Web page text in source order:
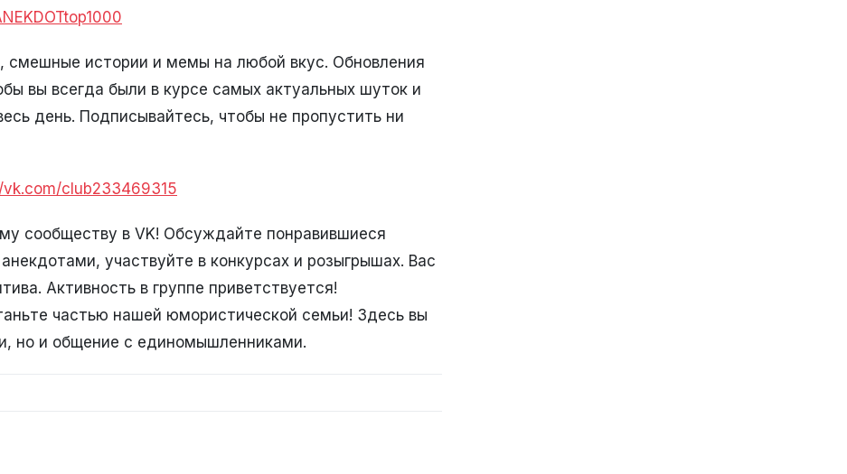
смешные истории и мемы на любой вкус. Обновления
вы всегда были в курсе самых актуальных шуток и
день. Подписывайтесь, чтобы не пропустить ни
vk.com/club233469315
сообществу в VK! Обсуждайте понравившиеся
участвуйте в конкурсах и розыгрышах. Вас
Активность в группе приветствуется!
частью нашей юмористической семьи! Здесь вы
но и общение с единомышленниками.